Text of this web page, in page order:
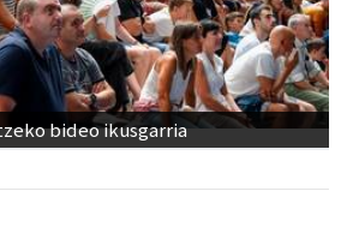
bideo ikusgarria